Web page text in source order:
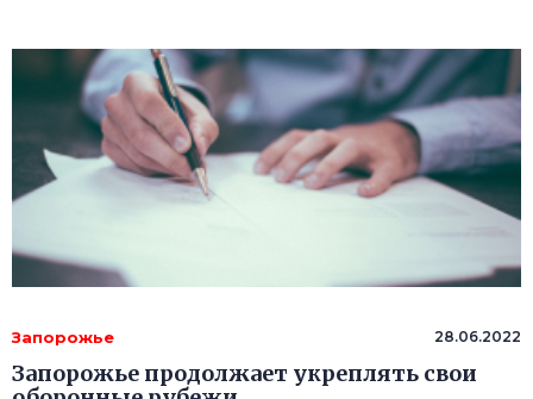
Запорожье 28.06.2022
Запорожье продолжает укреплять свои